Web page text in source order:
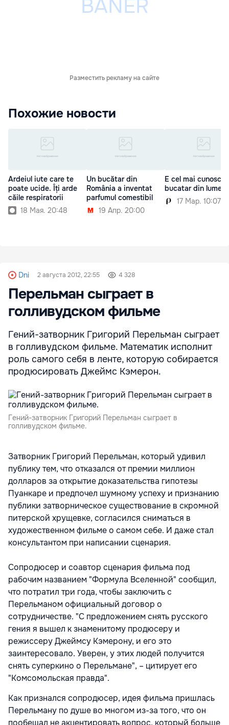
Разместить рекламу на сайте
Похожие новости
Ardeiul iute care te
poate ucide. Îți arde
căile respiratorii
18 Мая. 20:48
Un bucătar din
România a inventat
parfumul comestibil
19 Апр. 20:00
E cel mai cunoscut
bucatar din lume
17 Мар. 10:07
Dni 2 августа 2012, 22:55 4 328
Перельман сыграет в
голливудском фильме
Гений-затворник Григорий Перельман сыграет
в голливудском фильме. Математик исполнит
роль самого себя в ленте, которую собирается
продюсировать Джеймс Кэмерон.
Гений-затворник Григорий Перельман сыграет в
голливудском фильме.
Затворник Григорий Перельман, который удивил
публику тем, что отказался от премии миллион
долларов за открытие доказательства гипотезы
Пуанкаре и предпочел шумному успеху и признанию
публики затворническое существование в скромной
питерской хрущевке, согласился сниматься в
художественном фильме о самом себе. И даже стал
консультантом при написании сценария.
Сопродюсер и соавтор сценария фильма под
рабочим названием "Формула Вселенной" сообщил,
что потратил три года, чтобы заключить с
Перельманом официальный договор о
сотрудничестве. "С предложением снять русского
гения я вышел к знаменитому продюсеру и
режиссеру Джеймсу Кэмерону, и его это
заинтересовало. Уверен, у этих людей получится
снять суперкино о Перельмане", – цитирует его
"Комсомольская правда".
Как признался сопродюсер, идея фильма пришлась
Перельману по душе во многом из-за того, что он